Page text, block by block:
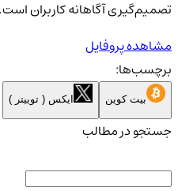
تصمیم‌گیری آگاهانه کاربران است.
مشاهده پروفایل
برچسب‌ها:
بیت کوین ایکس ( توییتر )
جستجو در مطالب